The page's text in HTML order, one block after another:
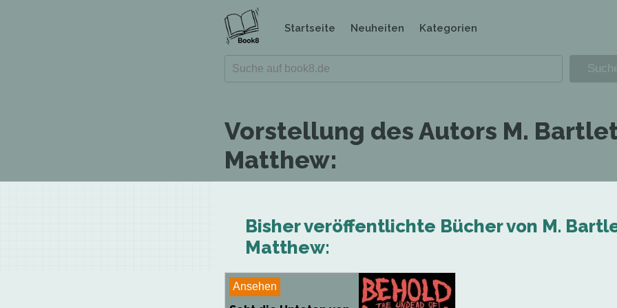
Startseite Neuheiten Kategorien
Vorstellung des Autors M.
Matthew:
Bisher veröffentlichte Bücher von M.
Matthew:
Ansehen